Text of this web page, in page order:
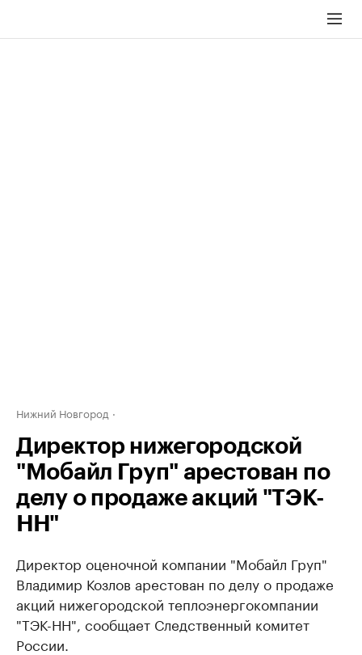
Нижний Новгород
Директор нижегородской
"Мобайл Груп" арестован по
делу о продаже акций "ТЭК-
НН"
Директор оценочной компании "Мобайл Груп"
Владимир Козлов арестован по делу о продаже
акций нижегородской теплоэнергокомпании
"ТЭК-НН", сообщает Следственный комитет
России.